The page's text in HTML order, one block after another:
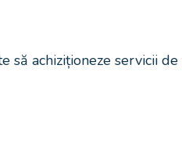
să achiziționeze servicii